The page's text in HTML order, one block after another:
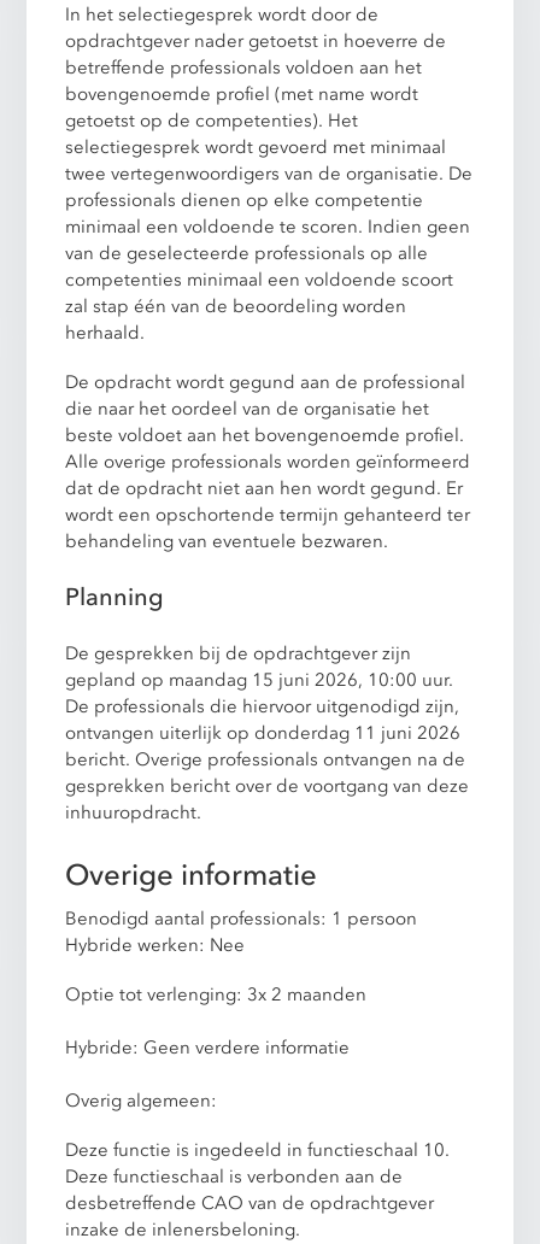
In het selectiegesprek wordt door de
opdrachtgever nader getoetst in hoeverre de
betreffende professionals voldoen aan het
bovengenoemde profiel (met name wordt
getoetst op de competenties). Het
selectiegesprek wordt gevoerd met minimaal
twee vertegenwoordigers van de organisatie. De
professionals dienen op elke competentie
minimaal een voldoende te scoren. Indien geen
van de geselecteerde professionals op alle
competenties minimaal een voldoende scoort
zal stap één van de beoordeling worden
herhaald.
De opdracht wordt gegund aan de professional
die naar het oordeel van de organisatie het
beste voldoet aan het bovengenoemde profiel.
Alle overige professionals worden geïnformeerd
dat de opdracht niet aan hen wordt gegund. Er
wordt een opschortende termijn gehanteerd ter
behandeling van eventuele bezwaren.
Planning
De gesprekken bij de opdrachtgever zijn
gepland op maandag 15 juni 2026, 10:00 uur.
De professionals die hiervoor uitgenodigd zijn,
ontvangen uiterlijk op donderdag 11 juni 2026
bericht. Overige professionals ontvangen na de
gesprekken bericht over de voortgang van deze
inhuuropdracht.
Overige informatie
Benodigd aantal professionals: 1 persoon
Hybride werken: Nee
Optie tot verlenging: 3x 2 maanden
Hybride: Geen verdere informatie
Overig algemeen:
Deze functie is ingedeeld in functieschaal 10.
Deze functieschaal is verbonden aan de
desbetreffende CAO van de opdrachtgever
inzake de inlenersbeloning.